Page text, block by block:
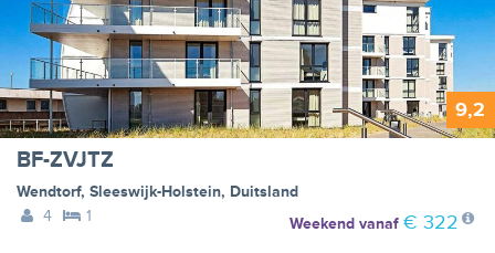
9,2
BF-ZVJTZ
Wendtorf, Sleeswijk-Holstein, Duitsland
4
1 Weekendvanaf € 322